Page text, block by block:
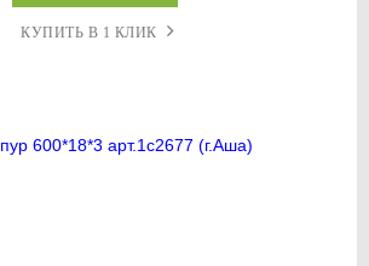
КУПИТЬ В 1 КЛИК